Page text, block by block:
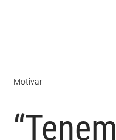
Motivar